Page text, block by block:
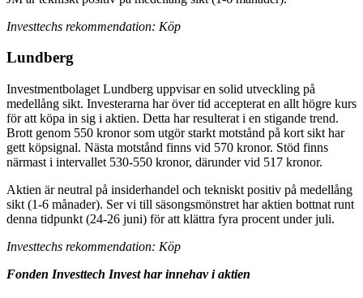
Investtechs rekommendation: Köp
Lundberg
Investmentbolaget Lundberg uppvisar en solid utveckling på
medellång sikt. Investerarna har över tid accepterat en allt högre kurs
för att köpa in sig i aktien. Detta har resulterat i en stigande trend.
Brott genom 550 kronor som utgör starkt motstånd på kort sikt har
gett köpsignal. Nästa motstånd finns vid 570 kronor. Stöd finns
närmast i intervallet 530-550 kronor, därunder vid 517 kronor.
Aktien är neutral på insiderhandel och tekniskt positiv på medellång
sikt (1-6 månader). Ser vi till säsongsmönstret har aktien bottnat runt
denna tidpunkt (24-26 juni) för att klättra fyra procent under juli.
Investtechs rekommendation: Köp
Fonden Investtech Invest har innehav i aktien